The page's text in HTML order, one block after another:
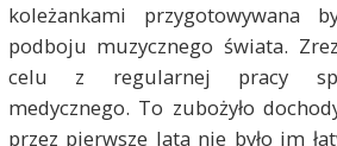
koleżankami przygotowywana
podboju muzycznego świata.
celu z regularnej pracy
medycznego. To zubożyło
przez pierwsze lata nie było im